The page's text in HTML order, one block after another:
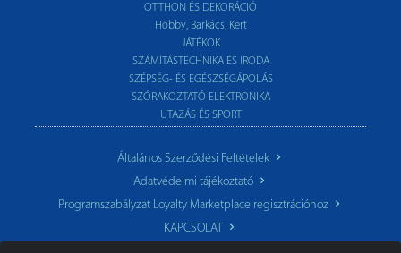
OTTHON ÉS DEKORÁCIÓ
Hobby, Barkács, Kert
JÁTÉKOK
SZÁMÍTÁSTECHNIKA ÉS IRODA
SZÉPSÉG- ÉS EGÉSZSÉGÁPOLÁS
SZÓRAKOZTATÓ ELEKTRONIKA
UTAZÁS ÉS SPORT
Általános Szerződési Feltételek
Adatvédelmi tájékoztató
Programszabályzat Loyalty Marketplace regisztrációhoz
KAPCSOLAT